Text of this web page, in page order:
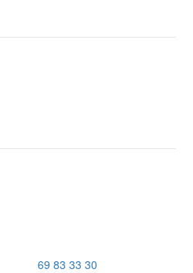
69 83 33 30